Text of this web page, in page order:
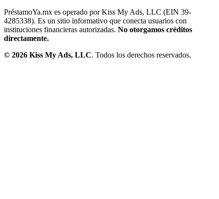
PréstamoYa.mx es operado por Kiss My Ads, LLC (EIN 39-
4285338). Es un sitio informativo que conecta usuarios con
instituciones financieras autorizadas. No otorgamos créditos
directamente.
© 2026 Kiss My Ads, LLC. Todos los derechos reservados.